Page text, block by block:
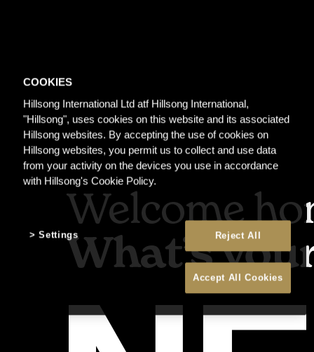
COOKIES
Hillsong International Ltd atf Hillsong International,
"Hillsong", uses cookies on this website and its associated
Hillsong websites. By accepting the use of cookies on
Hillsong websites, you permit us to collect and use data
from your activity on the devices you use in accordance
with Hillsong's Cookie Policy.
Reject All
Accept All Cookies
Settings